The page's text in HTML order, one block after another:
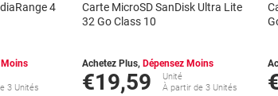
4
Moins
3 Unités
Carte MicroSD SanDisk Ultra Lite
32 Go Class 10
Achetez Plus, Dépensez Moins
€19,59
Unité
À partir de 3 Unités